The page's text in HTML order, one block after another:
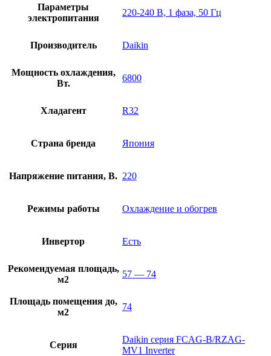
Параметры
электропитания
220-240 В, 1 фаза, 50 Гц
Производитель Daikin
Мощность охлаждения,
Вт.
6800
Хладагент R32
Страна бренда Япония
Напряжение питания, В. 220
Режимы работы Охлаждение и обогрев
Инвертор Есть
Рекомендуемая площадь,
м2
57 — 74
Площадь помещения до,
м2
74
Серия
Daikin серия FCAG-B/RZAG-
MV1 Inverter